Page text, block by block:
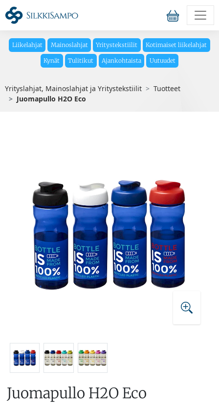
Liikelahjat Mainoslahjat Yritystekstiilit Kotimaiset liikelahjat
Kynät Tulitikut Ajankohtaista Uutuudet
Yrityslahjat, Mainoslahjat ja Yritystekstiilit
Tuotteet
Juomapullo H2O Eco
Juomapullo H2O Eco